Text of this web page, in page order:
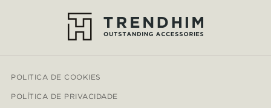
POLITICA DE COOKIES
POLÍTICA DE PRIVACIDADE